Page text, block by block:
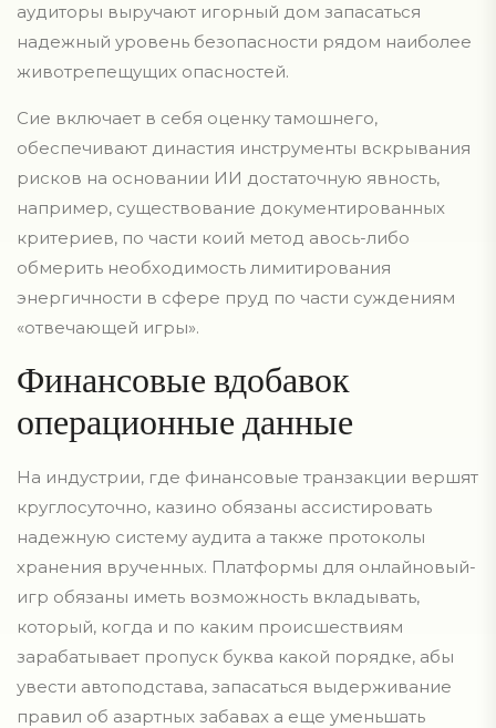
аудиторы выручают игорный дом запасаться
надежный уровень безопасности рядом наиболее
животрепещущих опасностей.
Сие включает в себя оценку тамошнего,
обеспечивают династия инструменты вскрывания
рисков на основании ИИ достаточную явность,
например, существование документированных
критериев, по части коий метод авось-либо
обмерить необходимость лимитирования
энергичности в сфере пруд по части суждениям
«отвечающей игры».
Финансовые вдобавок
операционные данные
На индустрии, где финансовые транзакции вершят
круглосуточно, казино обязаны ассистировать
надежную систему аудита а также протоколы
хранения врученных. Платформы для онлайновый-
игр обязаны иметь возможность вкладывать,
который, когда и по каким происшествиям
зарабатывает пропуск буква какой порядке, абы
увести автоподстава, запасаться выдерживание
правил об азартных забавах а еще уменьшать